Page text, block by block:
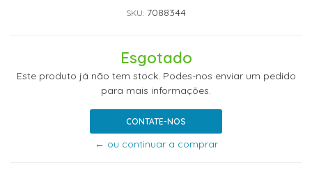
SKU: 7088344
Esgotado
Este produto já não tem stock. Podes-nos enviar um pedido
para mais informações.
CONTATE-NOS
← ou continuar a comprar